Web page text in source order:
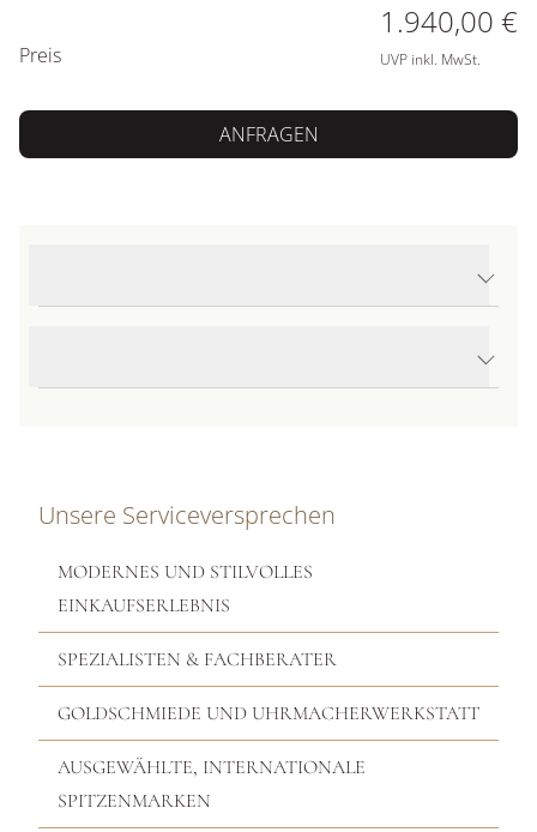
Preis
1.940,00 €
UVP inkl. MwSt.
ANFRAGEN
Unsere Serviceversprechen
MODERNES UND STILVOLLES
EINKAUFSERLEBNIS
SPEZIALISTEN & FACHBERATER
GOLDSCHMIEDE UND UHRMACHERWERKSTATT
AUSGEWÄHLTE, INTERNATIONALE
SPITZENMARKEN